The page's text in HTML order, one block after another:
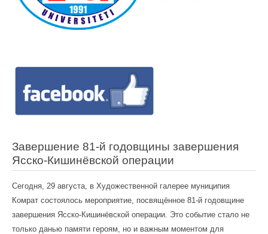
Завершение 81-й годовщины завершения
Ясско-Кишинёвской операции
Сегодня, 29 августа, в Художественной галерее муниципия
Комрат состоялось мероприятие, посвящённое 81-й годовщине
завершения Ясско-Кишинёвской операции. Это событие стало не
только данью памяти героям, но и важным моментом для